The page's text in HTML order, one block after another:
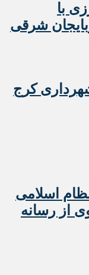
با
شرقی
کرج
اسلامی
از رسانه